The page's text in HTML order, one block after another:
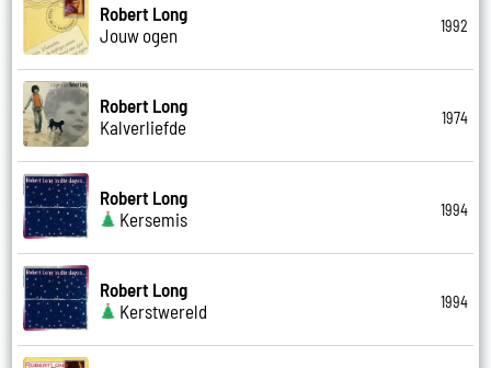
Robert Long
Jouw ogen
1992
Robert Long
Kalverliefde
1974
Robert Long
Kersemis
1994
Robert Long
Kerstwereld
1994